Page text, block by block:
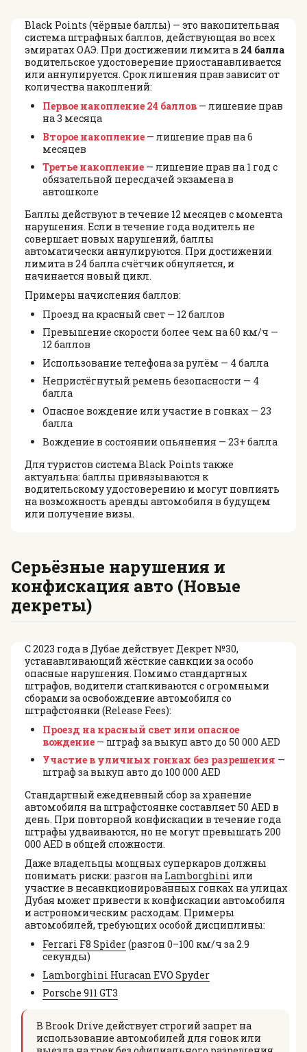
Black Points (чёрные баллы) — это накопительная
система штрафных баллов, действующая во всех
эмиратах ОАЭ. При достижении лимита в 24 балла
водительское удостоверение приостанавливается
или аннулируется. Срок лишения прав зависит от
количества накоплений:
Первое накопление 24 баллов— лишение прав
на 3 месяца
Второе накопление— лишение прав на 6
месяцев
Третье накопление— лишение прав на 1 год с
обязательной пересдачей экзамена в
автошколе
Баллы действуют в течение 12 месяцев с момента
нарушения. Если в течение года водитель не
совершает новых нарушений, баллы
автоматически аннулируются. При достижении
лимита в 24 балла счётчик обнуляется, и
начинается новый цикл.
Примеры начисления баллов:
Проезд на красный свет — 12 баллов
Превышение скорости более чем на 60 км/ч —
12 баллов
Использование телефона за рулём — 4 балла
Непристёгнутый ремень безопасности — 4
балла
Опасное вождение или участие в гонках — 23
балла
Вождение в состоянии опьянения — 23+ балла
Для туристов система Black Points также
актуальна: баллы привязываются к
водительскому удостоверению и могут повлиять
на возможность аренды автомобиля в будущем
или получение визы.
Серьёзные нарушения и
конфискация авто (Новые
декреты)
С 2023 года в Дубае действует Декрет №30,
устанавливающий жёсткие санкции за особо
опасные нарушения. Помимо стандартных
штрафов, водители сталкиваются с огромными
сборами за освобождение автомобиля со
штрафстоянки (Release Fees):
Проезд на красный свет или опасное
вождение— штраф за выкуп авто до 50 000 AED
Участие в уличных гонках без разрешения —
штраф за выкуп авто до 100 000 AED
Стандартный ежедневный сбор за хранение
автомобиля на штрафстоянке составляет 50 AED в
день. При повторной конфискации в течение года
штрафы удваиваются, но не могут превышать 200
000 AED в общей сложности.
Даже владельцы мощных суперкаров должны
понимать риски: разгон на Lamborghini или
участие в несанкционированных гонках на улицах
Дубая может привести к конфискации автомобиля
и астрономическим расходам. Примеры
автомобилей, требующих особой дисциплины:
Ferrari F8 Spider(разгон 0–100 км/ч за 2.9
секунды)
Lamborghini Huracan EVO Spyder
Porsche 911 GT3
В Brook Drive действует строгий запрет на
использование автомобилей для гонок или